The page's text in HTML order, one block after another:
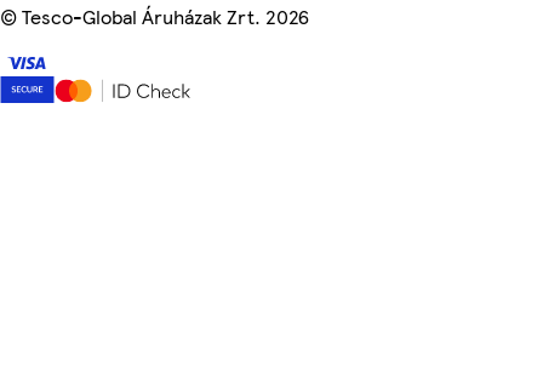
©Tesco-Global Áruházak Zrt. 2026